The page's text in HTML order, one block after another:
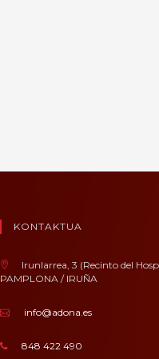
KONTAKTUA
Irunlarrea, 3 (Recinto del
PAMPLONA / IRUÑA
info@adona.es
848 422 490